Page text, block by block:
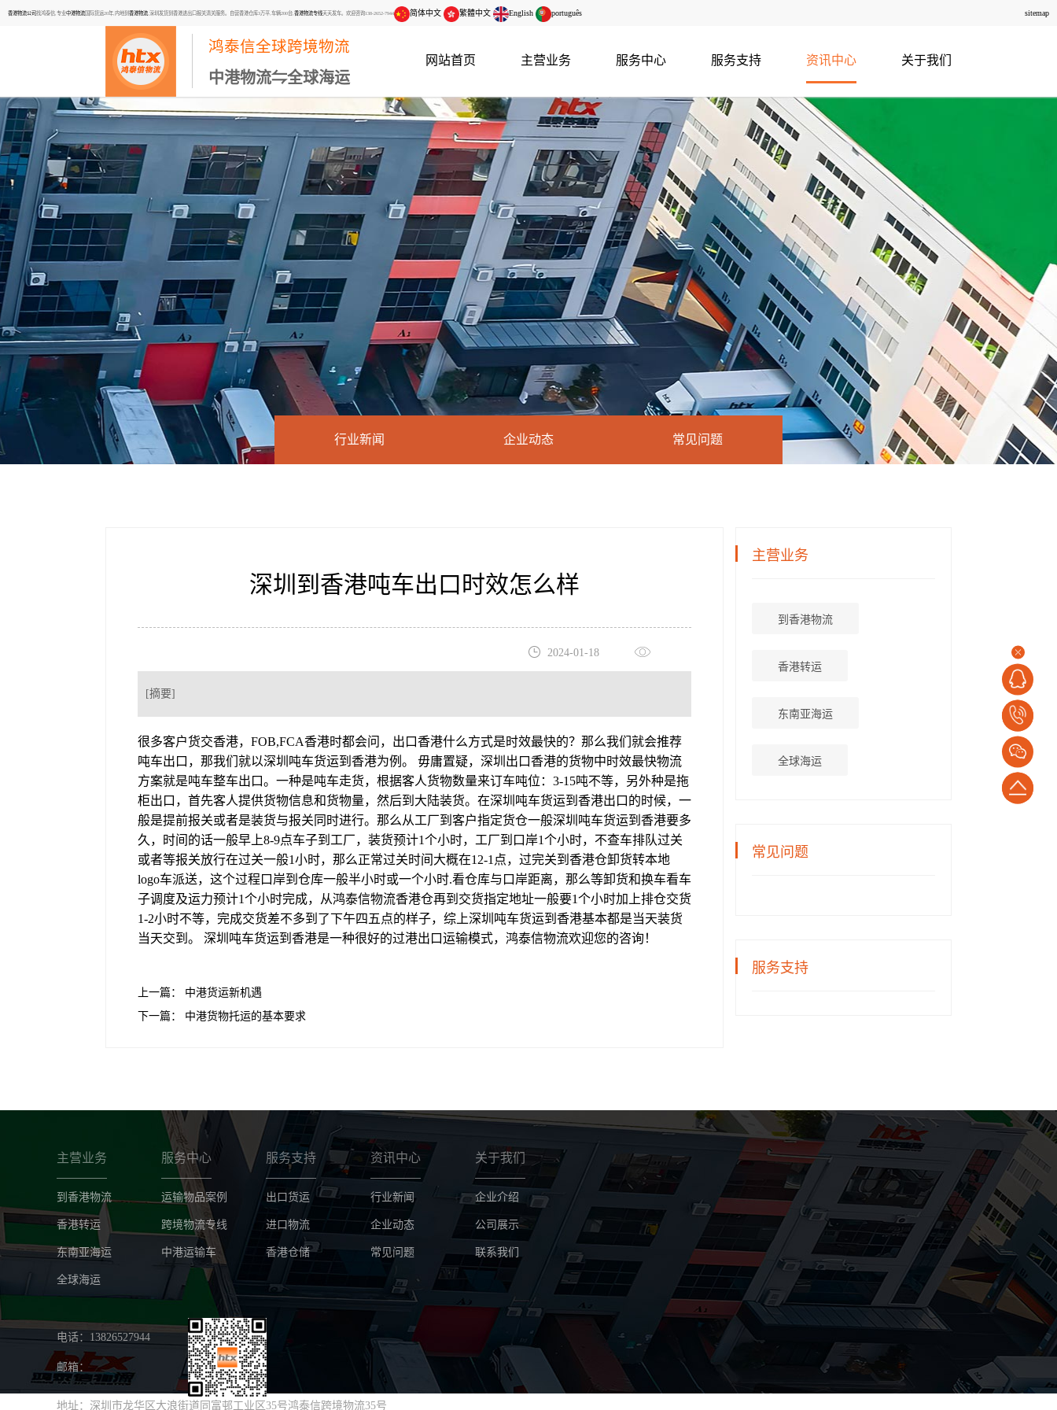
香港物流公司找鸿泰信,专业中港物流国际货运20年,内地到 香港物流 ,深圳发货到香港进出口报关清关服务。自营香港仓库3万平,车辆200台, 香港物流专线天天发车。欢迎咨询138-2652-7944 简体中文 繁體中文 English português sitemap
鸿泰信全球跨境物流
中港物流⇋全球海运
网站首页 主营业务 服务中心 服务支持 资讯中心 关于我们
电
话：
返
行业新闻 企业动态 常见问题
深圳到香港吨车出口时效怎么样
2024-01-18
[摘要]
很多客户货交香港，FOB,FCA香港时都会问，出口香港什么方式是时效最快的？那么我们就会推荐
吨车出口，那我们就以深圳吨车货运到香港为例。 毋庸置疑，深圳出口香港的货物中时效最快物流
方案就是吨车整车出口。一种是吨车走货，根据客人货物数量来订车吨位：3-15吨不等，另外种是拖
柜出口，首先客人提供货物信息和货物量，然后到大陆装货。在深圳吨车货运到香港出口的时候，一
般是提前报关或者是装货与报关同时进行。那么从工厂到客户指定货仓一般深圳吨车货运到香港要多
久，时间的话一般早上8-9点车子到工厂，装货预计1个小时，工厂到口岸1个小时，不查车排队过关
或者等报关放行在过关一般1小时，那么正常过关时间大概在12-1点，过完关到香港仓卸货转本地
logo车派送，这个过程口岸到仓库一般半小时或一个小时.看仓库与口岸距离，那么等卸货和换车看车
子调度及运力预计1个小时完成，从鸿泰信物流香港仓再到交货指定地址一般要1个小时加上排仓交货
1-2小时不等，完成交货差不多到了下午四五点的样子，综上深圳吨车货运到香港基本都是当天装货
当天交到。 深圳吨车货运到香港是一种很好的过港出口运输模式，鸿泰信物流欢迎您的咨询！
上一篇：
中港货运新机遇
下一篇：
中港货物托运的基本要求
主营业务
到香港物流
香港转运
东南亚海运
全球海运
常见问题
服务支持
主营业务
到香港物流
香港转运
东南亚海运
全球海运
服务中心
运输物品案例
跨境物流专线
中港运输车
服务支持
出口货运
进口物流
香港仓储
资讯中心
行业新闻
企业动态
常见问题
关于我们
企业介绍
公司展示
联系我们
电话：13826527944
邮箱：
地址：深圳市龙华区大浪街道同富邨工业区35号鸿泰信跨境物流35号